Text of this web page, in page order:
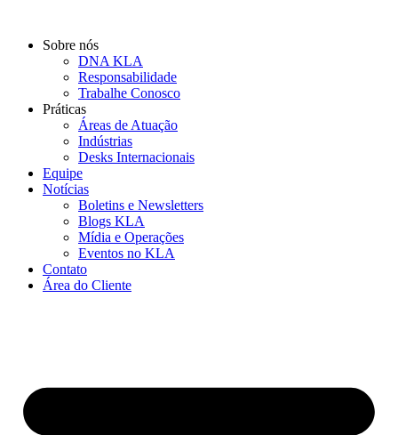
Sobre nós
DNA KLA
Responsabilidade
Trabalhe Conosco
Práticas
Áreas de Atuação
Indústrias
Desks Internacionais
Equipe
Notícias
Boletins e Newsletters
Blogs KLA
Mídia e Operações
Eventos no KLA
Contato
Área do Cliente